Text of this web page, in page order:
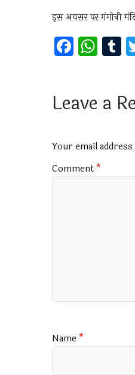
इस अवसर पर गंगोत्री
F
a
b
o
k
W
h
s
p
p
T
u
Leave a
Your email
Comment *
Name *